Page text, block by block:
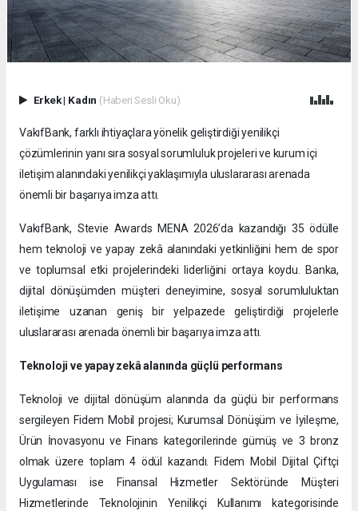
Erkek| Kadın (Haberi Sesli Oku)
VakıfBank, farklı ihtiyaçlara yönelik geliştirdiği yenilikçi
çözümlerinin yanı sıra sosyal sorumluluk projeleri ve kurum içi
iletişim alanındaki yenilikçi yaklaşımıyla uluslararası arenada
önemli bir başarıya imza attı.
VakıfBank, Stevie Awards MENA 2026’da kazandığı 35 ödülle
hem teknoloji ve yapay zekâ alanındaki yetkinliğini hem de spor
ve toplumsal etki projelerindeki liderliğini ortaya koydu. Banka,
dijital dönüşümden müşteri deneyimine, sosyal sorumluluktan
iletişime uzanan geniş bir yelpazede geliştirdiği projelerle
uluslararası arenada önemli bir başarıya imza attı.
Teknoloji ve yapay zekâ alanında güçlü performans
Teknoloji ve dijital dönüşüm alanında da güçlü bir performans
sergileyen Fidem Mobil projesi; Kurumsal Dönüşüm ve İyileşme,
Ürün İnovasyonu ve Finans kategorilerinde gümüş ve 3 bronz
olmak üzere toplam 4 ödül kazandı. Fidem Mobil Dijital Çiftçi
Uygulaması ise Finansal Hizmetler Sektöründe Müşteri
Hizmetlerinde Teknolojinin Yenilikçi Kullanımı kategorisinde